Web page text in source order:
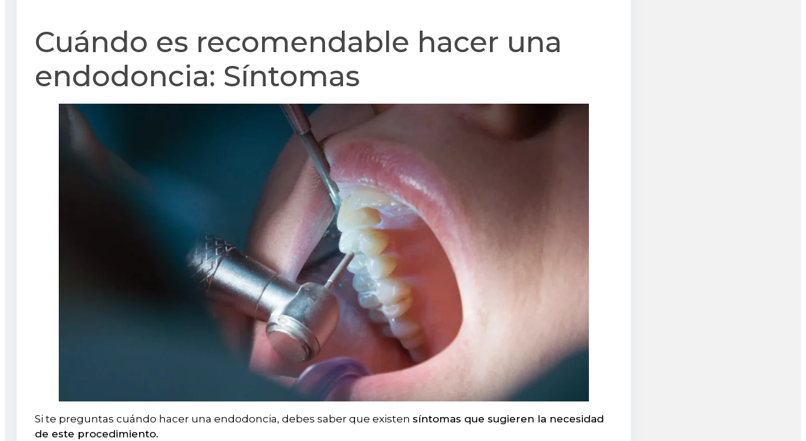
Cuándo es recomendable hacer una
endodoncia: Síntomas
Si te preguntas cuándo hacer una endodoncia, debes saber que existen síntomas que sugieren la necesidad
de este procedimiento.